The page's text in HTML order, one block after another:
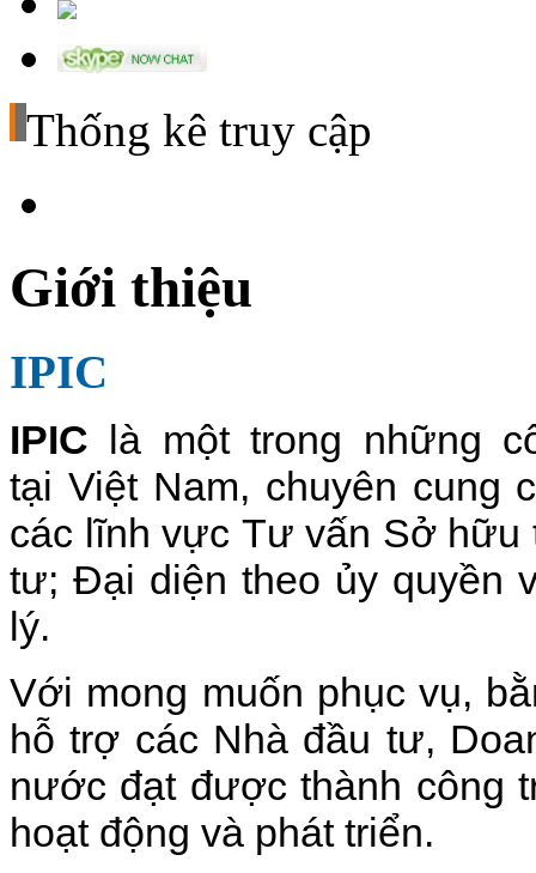
Thống kê truy cập
Giới thiệu
IPIC
IPIC là một trong những
tại Việt Nam, chuyên cung
các lĩnh vực Tư vấn Sở hữu
tư; Đại diện theo ủy quyền
lý.
Với mong muốn phục vụ,
hỗ trợ các Nhà đầu tư,
nước đạt được thành công
hoạt động và phát triển.